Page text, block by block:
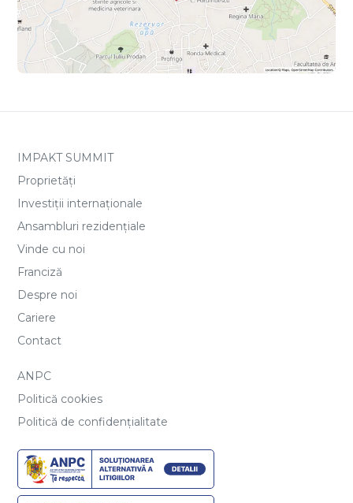
IMPAKT SUMMIT
Proprietăți
Investiții internaționale
Ansambluri rezidențiale
Vinde cu noi
Franciză
Despre noi
Cariere
Contact
ANPC
Politică cookies
Politică de confidențialitate